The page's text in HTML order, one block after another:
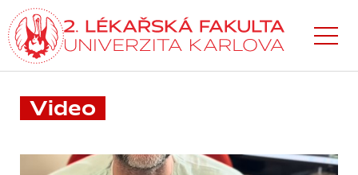
Přejít
k hlavnímu
obsahu
Video